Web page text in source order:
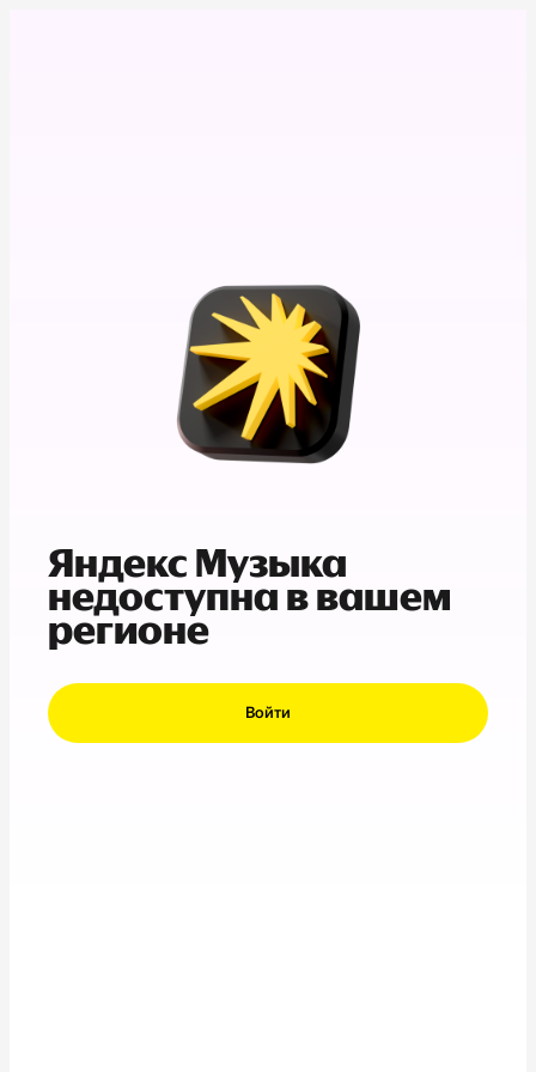
Яндекс Музыка
недоступна в вашем
регионе
Войти